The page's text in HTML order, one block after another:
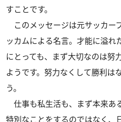
すことです。
このメッセージは元サッカー
ッカムによる名言。才能に溢れ
にとっても、まず大切なのは努
ようです。努力なくして勝利は
う。
仕事も私生活も、まず本来あ
特別なことをするのではなく、